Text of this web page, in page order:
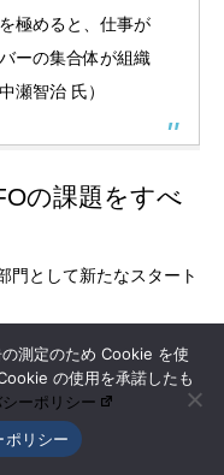
極めると、仕事が
ーの集合体が組織
瀬智治 氏）
の課題をすべ
門として新たなスタート
業のCFOの課題をすべて
測定のため Cookie を使
の使用を承諾したも
ーポリシー
ポリシー